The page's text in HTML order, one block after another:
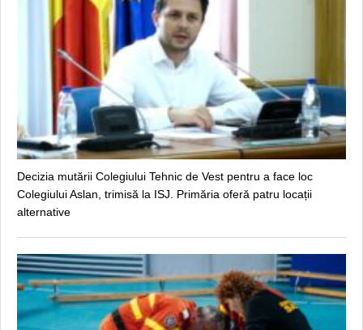
Decizia mutării Colegiului Tehnic de Vest pentru a face loc
Colegiului Aslan, trimisă la ISJ. Primăria oferă patru locații
alternative